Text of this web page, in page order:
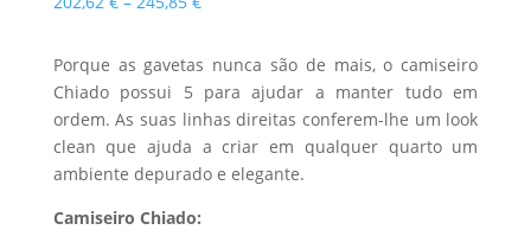
through
245,85 €
Porque as gavetas nunca são de mais, o camiseiro
Chiado possui 5 para ajudar a manter tudo em
ordem. As suas linhas direitas conferem-lhe um look
clean que ajuda a criar em qualquer quarto um
ambiente depurado e elegante.
Camiseiro Chiado: